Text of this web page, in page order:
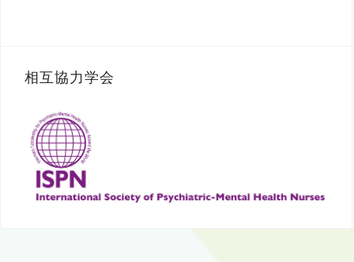
相互協力学会